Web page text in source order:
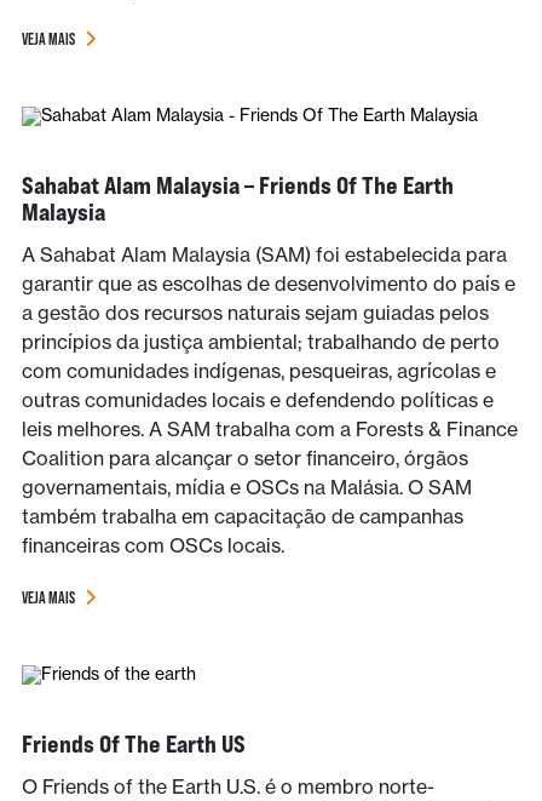
VEJA MAIS
Sahabat Alam Malaysia – Friends Of The Earth
Malaysia
A Sahabat Alam Malaysia (SAM) foi estabelecida para
garantir que as escolhas de desenvolvimento do país e
a gestão dos recursos naturais sejam guiadas pelos
princípios da justiça ambiental; trabalhando de perto
com comunidades indígenas, pesqueiras, agrícolas e
outras comunidades locais e defendendo políticas e
leis melhores. A SAM trabalha com a Forests & Finance
Coalition para alcançar o setor financeiro, órgãos
governamentais, mídia e OSCs na Malásia. O SAM
também trabalha em capacitação de campanhas
financeiras com OSCs locais.
VEJA MAIS
Friends Of The Earth US
O Friends of the Earth U.S. é o membro norte-